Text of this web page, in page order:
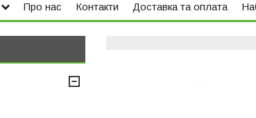
Про нас Контакти Доставка та оплата